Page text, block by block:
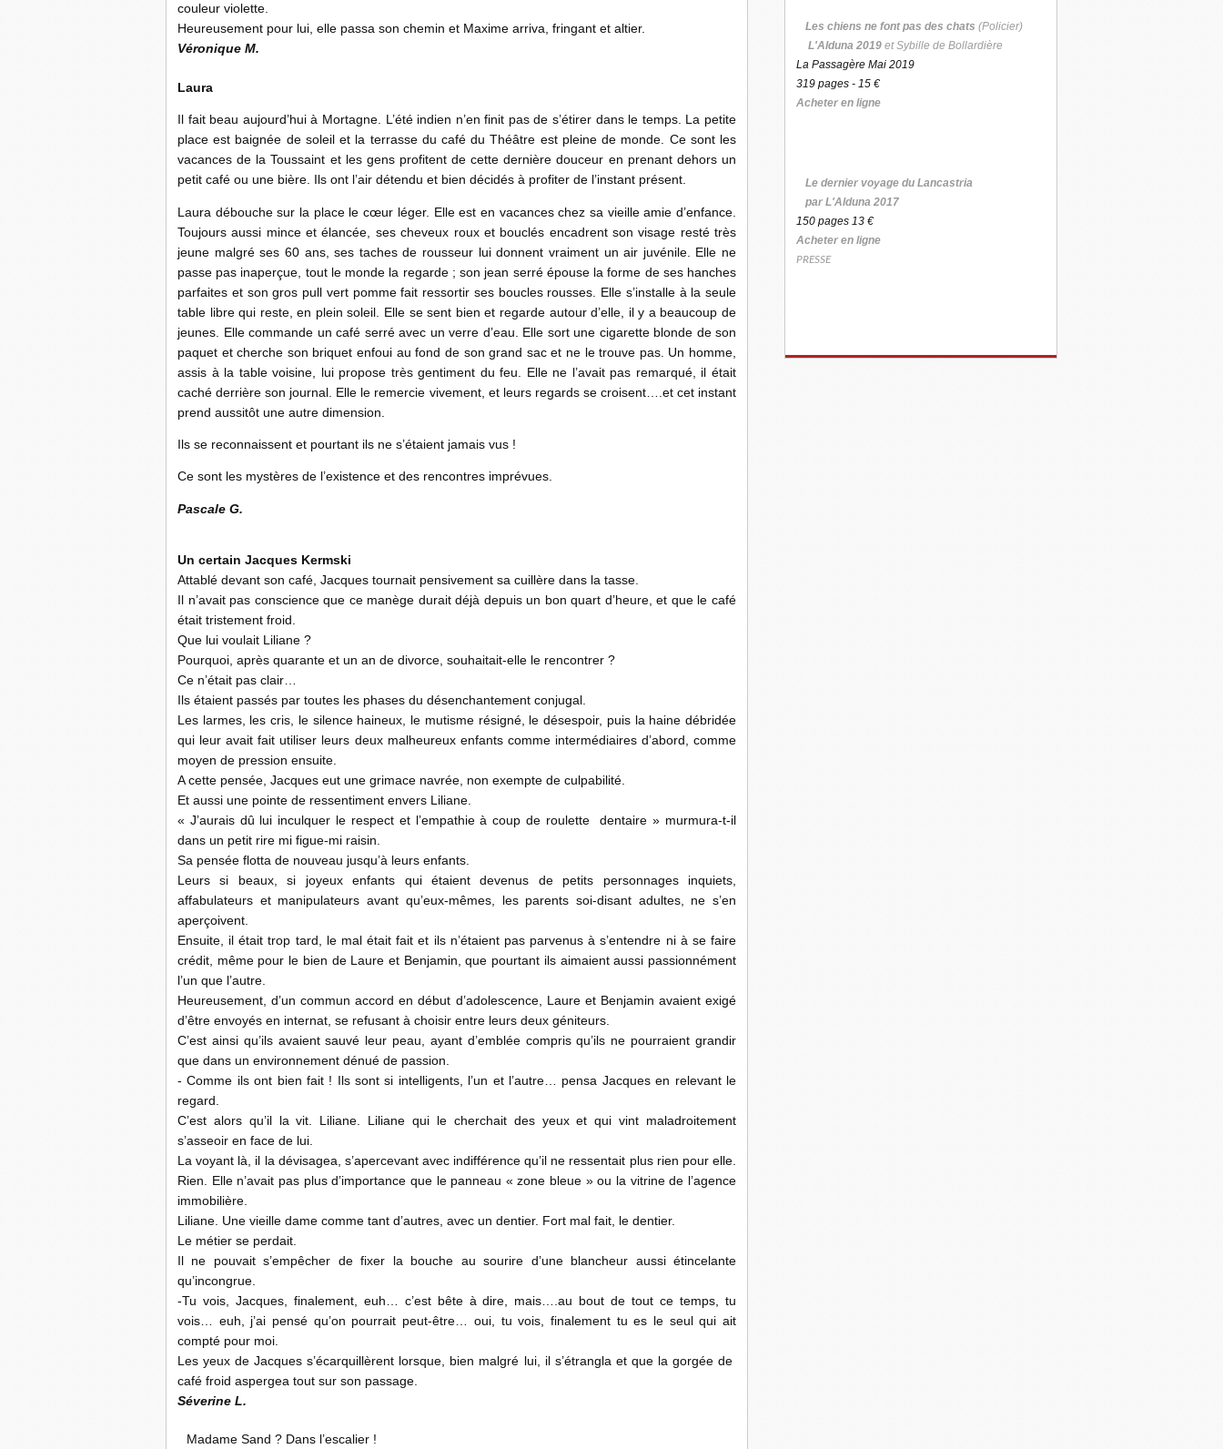
couleur violette.
Heureusement pour lui, elle passa son chemin et Maxime arriva, fringant et altier.
Véronique M.
Laura
Il fait beau aujourd’hui à Mortagne. L’été indien n’en finit pas de s’étirer dans le temps. La petite
place est baignée de soleil et la terrasse du café du Théâtre est pleine de monde. Ce sont les
vacances de la Toussaint et les gens profitent de cette dernière douceur en prenant dehors un
petit café ou une bière. Ils ont l’air détendu et bien décidés à profiter de l’instant présent.
Laura débouche sur la place le cœur léger. Elle est en vacances chez sa vieille amie d’enfance.
Toujours aussi mince et élancée, ses cheveux roux et bouclés encadrent son visage resté très
jeune malgré ses 60 ans, ses taches de rousseur lui donnent vraiment un air juvénile. Elle ne
passe pas inaperçue, tout le monde la regarde ; son jean serré épouse la forme de ses hanches
parfaites et son gros pull vert pomme fait ressortir ses boucles rousses. Elle s’installe à la seule
table libre qui reste, en plein soleil. Elle se sent bien et regarde autour d’elle, il y a beaucoup de
jeunes. Elle commande un café serré avec un verre d’eau. Elle sort une cigarette blonde de son
paquet et cherche son briquet enfoui au fond de son grand sac et ne le trouve pas. Un homme,
assis à la table voisine, lui propose très gentiment du feu. Elle ne l’avait pas remarqué, il était
caché derrière son journal. Elle le remercie vivement, et leurs regards se croisent….et cet instant
prend aussitôt une autre dimension.
Ils se reconnaissent et pourtant ils ne s’étaient jamais vus !
Ce sont les mystères de l’existence et des rencontres imprévues.
Pascale G.
Un certain Jacques Kermski
Attablé devant son café, Jacques tournait pensivement sa cuillère dans la tasse.
Il n’avait pas conscience que ce manège durait déjà depuis un bon quart d’heure, et que le café
était tristement froid.
Que lui voulait Liliane ?
Pourquoi, après quarante et un an de divorce, souhaitait-elle le rencontrer ?
Ce n’était pas clair…
Ils étaient passés par toutes les phases du désenchantement conjugal.
Les larmes, les cris, le silence haineux, le mutisme résigné, le désespoir, puis la haine débridée
qui leur avait fait utiliser leurs deux malheureux enfants comme intermédiaires d’abord, comme
moyen de pression ensuite.
A cette pensée, Jacques eut une grimace navrée, non exempte de culpabilité.
Et aussi une pointe de ressentiment envers Liliane.
« J’aurais dû lui inculquer le respect et l’empathie à coup de roulette dentaire » murmura-t-il
dans un petit rire mi figue-mi raisin.
Sa pensée flotta de nouveau jusqu’à leurs enfants.
Leurs si beaux, si joyeux enfants qui étaient devenus de petits personnages inquiets,
affabulateurs et manipulateurs avant qu’eux-mêmes, les parents soi-disant adultes, ne s’en
aperçoivent.
Ensuite, il était trop tard, le mal était fait et ils n’étaient pas parvenus à s’entendre ni à se faire
crédit, même pour le bien de Laure et Benjamin, que pourtant ils aimaient aussi passionnément
l’un que l’autre.
Heureusement, d’un commun accord en début d’adolescence, Laure et Benjamin avaient exigé
d’être envoyés en internat, se refusant à choisir entre leurs deux géniteurs.
C’est ainsi qu’ils avaient sauvé leur peau, ayant d’emblée compris qu’ils ne pourraient grandir
que dans un environnement dénué de passion.
- Comme ils ont bien fait ! Ils sont si intelligents, l’un et l’autre… pensa Jacques en relevant le
regard.
C’est alors qu’il la vit. Liliane. Liliane qui le cherchait des yeux et qui vint maladroitement
s’asseoir en face de lui.
La voyant là, il la dévisagea, s’apercevant avec indifférence qu’il ne ressentait plus rien pour elle.
Rien. Elle n’avait pas plus d’importance que le panneau « zone bleue » ou la vitrine de l’agence
immobilière.
Liliane. Une vieille dame comme tant d’autres, avec un dentier. Fort mal fait, le dentier.
Le métier se perdait.
Il ne pouvait s’empêcher de fixer la bouche au sourire d’une blancheur aussi étincelante
qu’incongrue.
-Tu vois, Jacques, finalement, euh… c’est bête à dire, mais….au bout de tout ce temps, tu
vois… euh, j’ai pensé qu’on pourrait peut-être… oui, tu vois, finalement tu es le seul qui ait
compté pour moi.
Les yeux de Jacques s’écarquillèrent lorsque, bien malgré lui, il s’étrangla et que la gorgée de
café froid aspergea tout sur son passage.
Séverine L.
Madame Sand ? Dans l’escalier !
Les chiens ne font pas des chats (Policier)
L'Alduna 2019 et Sybille de Bollardière
La Passagère Mai 2019
319 pages - 15 €
Acheter en ligne
Le dernier voyage du Lancastria
par L'Alduna 2017
150 pages 13 €
Acheter en ligne
PRESSE